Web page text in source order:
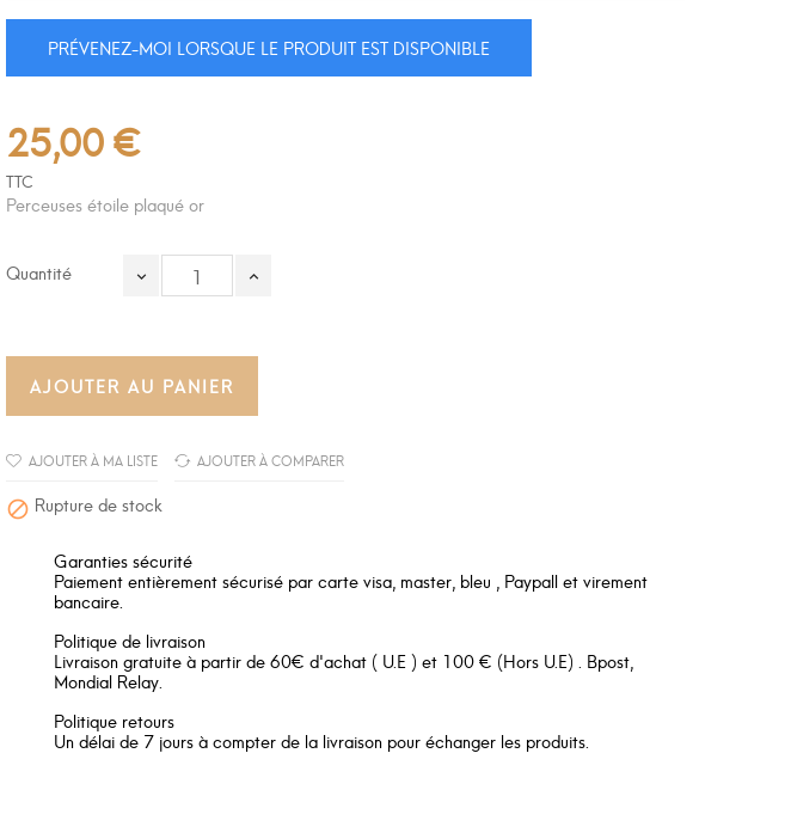
PRÉVENEZ-MOI LORSQUE LE PRODUIT EST DISPONIBLE
25,00 €
TTC
Perceuses étoile plaqué or
Quantité
AJOUTER AU PANIER
AJOUTER À MA LISTE AJOUTER À COMPARER
 Rupture de stock
Garanties sécurité
Paiement entièrement sécurisé par carte visa, master, bleu , Paypall et virement
bancaire.
Politique de livraison
Livraison gratuite à partir de 60€ d'achat ( U.E ) et 100 € (Hors U.E) . Bpost,
Mondial Relay.
Politique retours
Un délai de 7 jours à compter de la livraison pour échanger les produits.